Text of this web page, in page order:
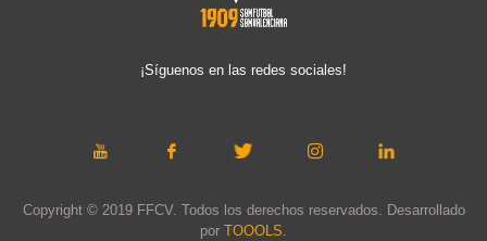
¡Síguenos en las redes sociales!
Copyright © 2019 FFCV. Todos los derechos reservados. Desarrollado
por TOOOLS.